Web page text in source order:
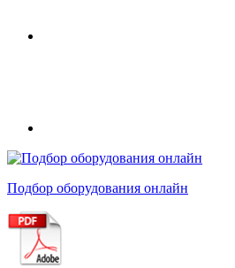
Подбор оборудования онлайн